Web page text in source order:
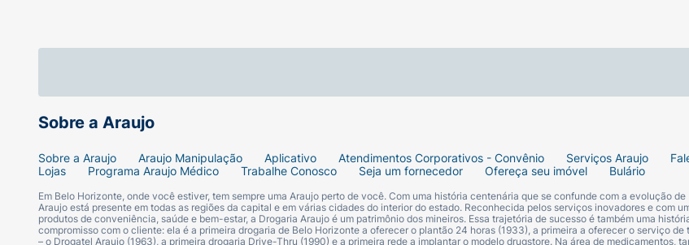
Sobre a Araujo
Sobre a Araujo Araujo Manipulação Aplicativo Atendimentos Corporativos - Convênio Serviços Araujo
Lojas
Programa Araujo Médico Trabalhe Conosco Seja um fornecedor Ofereça seu imóvel Bulário
Em Belo Horizonte, onde você estiver, tem sempre uma Araujo perto de você. Com uma história centenária que se confunde com a evolução de
Araujo está presente em todas as regiões da capital e em várias cidades do interior do estado. Reconhecida pelos serviços inovadores e com
produtos de conveniência, saúde e bem-estar, a Drogaria Araujo é um patrimônio dos mineiros. Essa trajetória de sucesso é também uma
compromisso com o cliente: ela é a primeira drogaria de Belo Horizonte a oferecer o plantão 24 horas (1933), a primeira a oferecer o serviço de
– o Drogatel Araujo (1963), a primeira drogaria Drive-Thru (1990) e a primeira rede a implantar o modelo drugstore. Na área de medicamentos,